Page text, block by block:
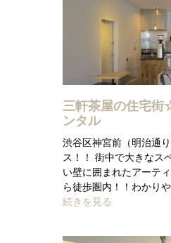
三軒茶屋の住宅
ンタル
渋谷区神宮前（明治通
ス！！ 街中で大きなス
ら徒歩圏内！！わかり